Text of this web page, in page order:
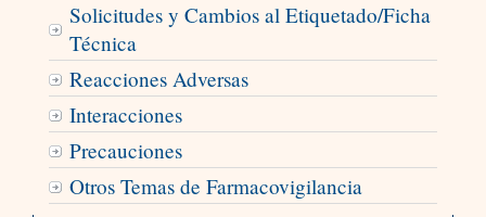
Solicitudes y Cambios al Etiquetado/Ficha
Técnica
Reacciones Adversas
Interacciones
Precauciones
Otros Temas de Farmacovigilancia